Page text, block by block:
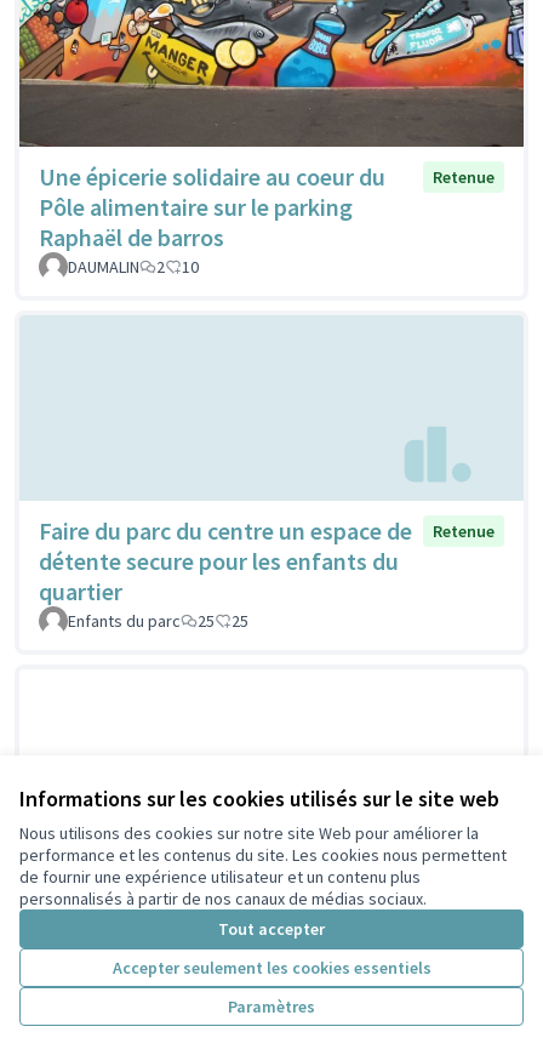
Informations sur les cookies utilisés sur le site web
Nous utilisons des cookies sur notre site Web pour améliorer la
performance et les contenus du site. Les cookies nous permettent
de fournir une expérience utilisateur et un contenu plus
personnalisés à partir de nos canaux de médias sociaux.
Tout accepter
Accepter seulement les cookies essentiels
Paramètres
Une épicerie solidaire au coeur du
Pôle alimentaire sur le parking
Raphaël de barros
Retenue
DAUMALIN 2 10
Faire du parc du centre un espace de
détente secure pour les enfants du
quartier
Retenue
Enfants du parc 25 25